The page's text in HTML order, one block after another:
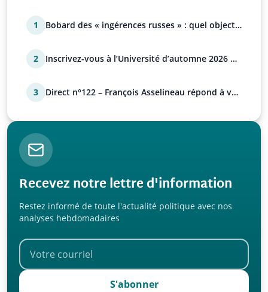
1
Bobard des « ingérences russes » : quel objectif
2
Inscrivez-vous à l’Université d’automne 2026 de
3
Direct n°122 – François Asselineau répond à vos
Recevez notre lettre d'information
Restez informé de toute l'actualité politique avec nos
analyses hebdomadaires
S'abonner